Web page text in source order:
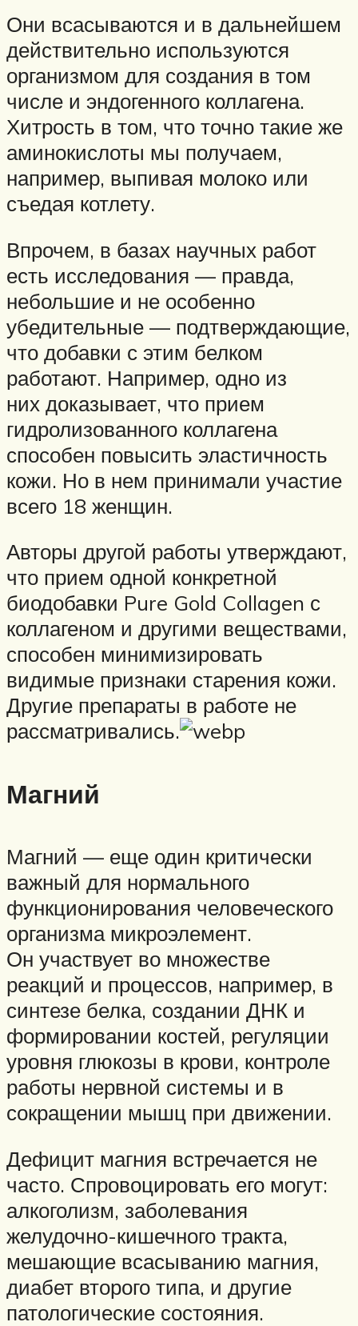
Они всасываются и в дальнейшем
действительно используются
организмом для создания в том
числе и эндогенного коллагена.
Хитрость в том, что точно такие же
аминокислоты мы получаем,
например, выпивая молоко или
съедая котлету.
Впрочем, в базах научных работ
есть исследования — правда,
небольшие и не особенно
убедительные — подтверждающие,
что добавки с этим белком
работают. Например, одно из
них доказывает, что прием
гидролизованного коллагена
способен повысить эластичность
кожи. Но в нем принимали участие
всего 18 женщин.
Авторы другой работы утверждают,
что прием одной конкретной
биодобавки Pure Gold Collagen с
коллагеном и другими веществами,
способен минимизировать
видимые признаки старения кожи.
Другие препараты в работе не
рассматривались.
Магний
Магний — еще один критически
важный для нормального
функционирования человеческого
организма микроэлемент.
Он участвует во множестве
реакций и процессов, например, в
синтезе белка, создании ДНК и
формировании костей, регуляции
уровня глюкозы в крови, контроле
работы нервной системы и в
сокращении мышц при движении.
Дефицит магния встречается не
часто. Спровоцировать его могут:
алкоголизм, заболевания
желудочно-кишечного тракта,
мешающие всасыванию магния,
диабет второго типа, и другие
патологические состояния.